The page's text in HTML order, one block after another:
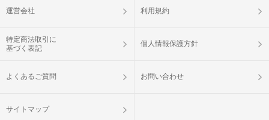
運営会社 利用規約
特定商法取引に
基づく表記
個人情報保護方針
よくあるご質問 お問い合わせ
サイトマップ